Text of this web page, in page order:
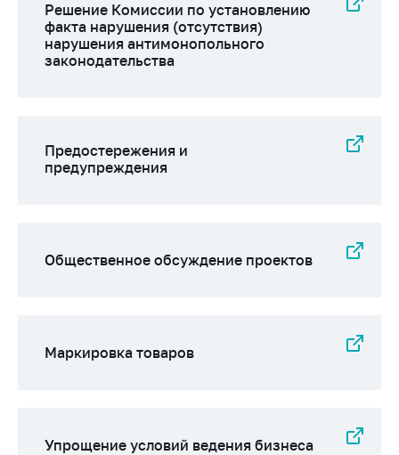
Решение Комиссии по установлению
факта нарушения (отсутствия)
нарушения антимонопольного
законодательства
Предостережения и
предупреждения
Общественное обсуждение проектов
Маркировка товаров
Упрощение условий ведения бизнеса